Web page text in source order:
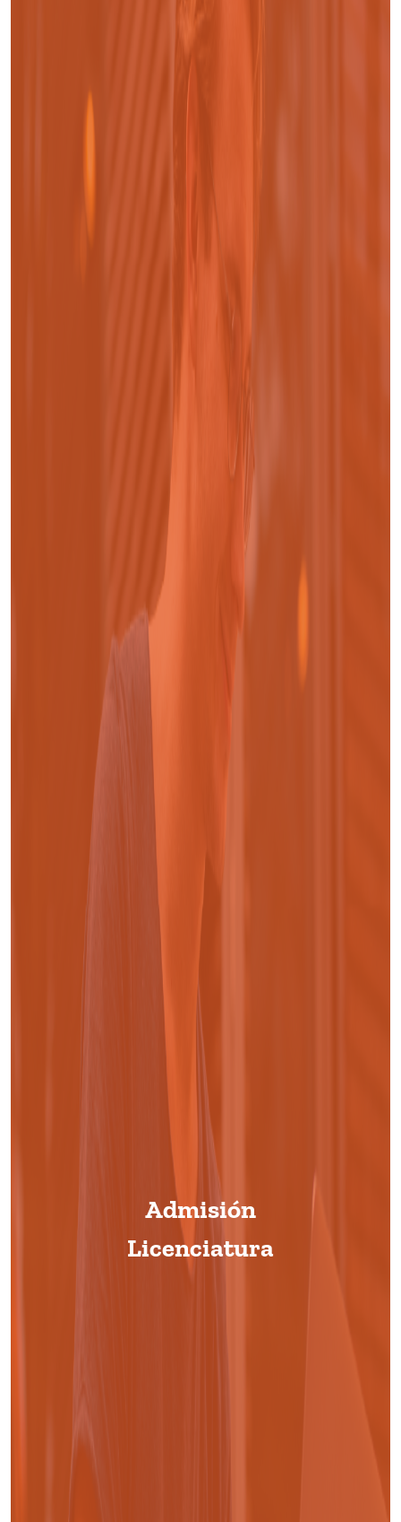
Admisión
Licenciatura